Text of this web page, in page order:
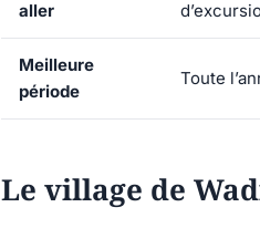
aller
Meilleure
période
Toute
Le village de